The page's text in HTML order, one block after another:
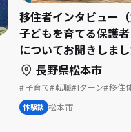
移住者インタビュー
子どもを育てる保護
についてお聞きしまし
長野県松本市
子育て 転職 Iターン 移住
体験談 松本市